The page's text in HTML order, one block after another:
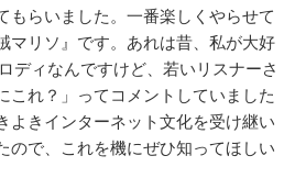
もらいました。一番楽しくやらせて
マリソ』です。あれは昔、私が大好
ディなんですけど、若いリスナーさ
これ？」ってコメントしていました
よきインターネット文化を受け継い
ので、これを機にぜひ知ってほしい